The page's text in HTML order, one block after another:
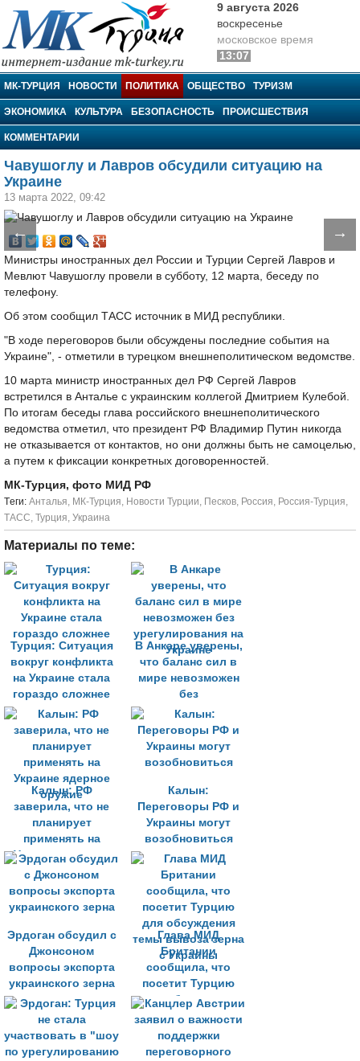
МК-Турция
9 августа 2026
воскресенье
московское время
13:07
МК-ТУРЦИЯ НОВОСТИ ПОЛИТИКА ОБЩЕСТВО ТУРИЗМ
ЭКОНОМИКА КУЛЬТУРА БЕЗОПАСНОСТЬ ПРОИСШЕСТВИЯ
КОММЕНТАРИИ
Чавушоглу и Лавров обсудили ситуацию на
Украине
13 марта 2022, 09:42
← →
Министры иностранных дел России и Турции Сергей Лавров и
Мевлют Чавушоглу провели в субботу, 12 марта, беседу по
телефону.
Об этом сообщил ТАСС источник в МИД республики.
"В ходе переговоров были обсуждены последние события на
Украине", - отметили в турецком внешнеполитическом ведомстве.
10 марта министр иностранных дел РФ Сергей Лавров
встретился в Анталье с украинским коллегой Дмитрием Кулебой.
По итогам беседы глава российского внешнеполитического
ведомства отметил, что президент РФ Владимир Путин никогда
не отказывается от контактов, но они должны быть не самоцелью,
а путем к фиксации конкретных договоренностей.
МК-Турция, фото МИД РФ
Tеги: Анталья, МК-Турция, Новости Турции, Песков, Россия, Россия-Турция,
ТАСС, Турция, Украина
Материалы по теме:
Турция: Ситуация
вокруг конфликта
на Украине стала
гораздо сложнее
В Анкаре уверены,
что баланс сил в
мире невозможен
без
урегулирования на
Украине
Калын: РФ
заверила, что не
планирует
применять на
Украине ядерное
оружие
Калын:
Переговоры РФ и
Украины могут
возобновиться
Эрдоган обсудил с
Джонсоном
вопросы экспорта
украинского зерна
Глава МИД
Британии
сообщила, что
посетит Турцию
для обсуждения
темы вывоза зерна
с Украины